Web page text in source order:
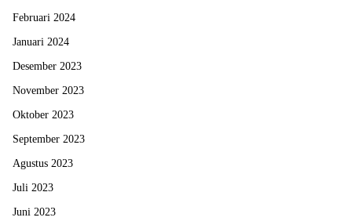
Februari 2024
Januari 2024
Desember 2023
November 2023
Oktober 2023
September 2023
Agustus 2023
Juli 2023
Juni 2023